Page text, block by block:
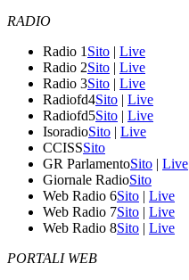
RADIO
Radio 1 Sito | Live
Radio 2Sito | Live
Radio 3Sito | Live
Radiofd4Sito | Live
Radiofd5Sito | Live
IsoradioSito | Live
CCISSSito
GR ParlamentoSito | Live
Giornale RadioSito
Web Radio 6Sito | Live
Web Radio 7Sito | Live
Web Radio 8Sito | Live
PORTALI WEB